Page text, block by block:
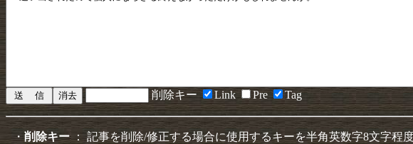
削除キー Link Pre Tag
・ 削除キー： 記事を削除/修正する場合に使用するキーを半角英数字8文字程